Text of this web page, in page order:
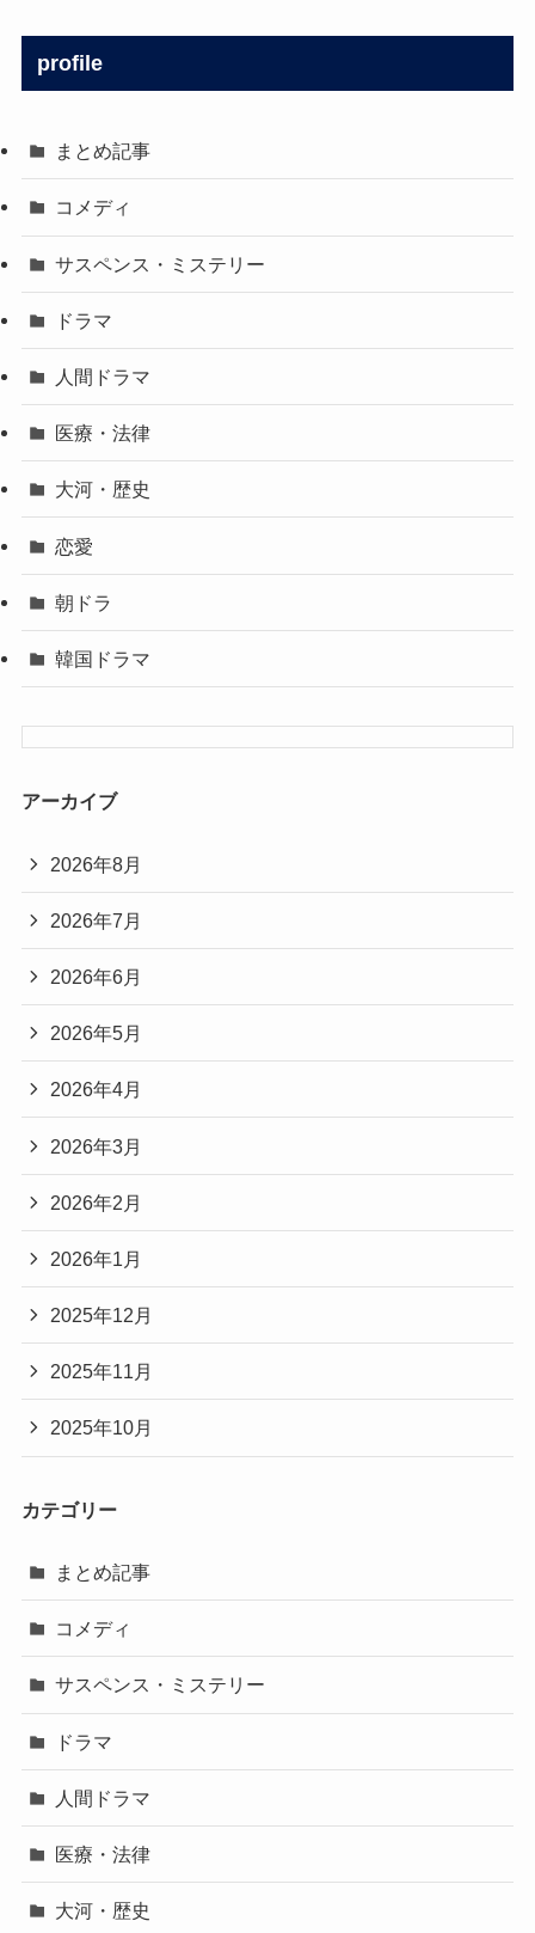
profile
まとめ記事
コメディ
サスペンス・ミステリー
ドラマ
人間ドラマ
医療・法律
大河・歴史
恋愛
朝ドラ
韓国ドラマ
アーカイブ
2026年8月
2026年7月
2026年6月
2026年5月
2026年4月
2026年3月
2026年2月
2026年1月
2025年12月
2025年11月
2025年10月
カテゴリー
まとめ記事
コメディ
サスペンス・ミステリー
ドラマ
人間ドラマ
医療・法律
大河・歴史